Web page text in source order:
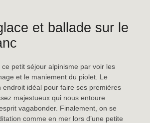
et ballade sur le
petit séjour alpinisme par voir les
et le maniement du piolet. Le
endroit idéal pour faire ses premières
majestueux qui nous entoure
vagabonder. Finalement, on se
comme en mer lors d’une petite